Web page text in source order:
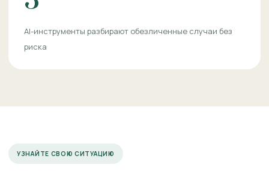
AI-инструменты разбирают обезличенные случаи без
риска
УЗНАЙТЕ СВОЮ СИТУАЦИЮ